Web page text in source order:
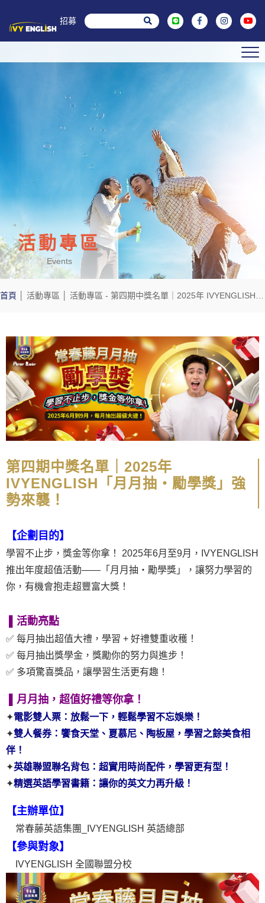
菁英招募
活動專區
Events
首頁 活動專區 活動專區 - 第四期中獎名單｜2025年 IVYENGLISH「月月抽・勵學獎」強勢來襲！
第四期中獎名單｜2025年
IVYENGLISH「月月抽・勵學獎」強
勢來襲！
【企劃目的】
學習不止步，獎金等你拿！ 2025年6月至9月，IVYENGLISH
推出年度超值活動——「月月抽・勵學獎」，讓努力學習的
你，有機會抱走超豐富大獎！
活動亮點
✅ 每月抽出超值大禮，學習 + 好禮雙重收穫！
✅ 每月抽出獎學金，獎勵你的努力與進步！
✅ 多項驚喜獎品，讓學習生活更有趣！
▌月月抽，超值好禮等你拿！
✦電影雙人票：放鬆一下，輕鬆學習不忘娛樂！
✦雙人餐券：饗食天堂、夏慕尼、陶板屋，學習之餘美食相
伴！
✦英雄聯盟聯名背包：超實用時尚配件，學習更有型！
✦精選英語學習書籍：讓你的英文力再升級！
【主辦單位】
常春藤英語集團_ IVYENGLISH 英語總部
【參與對象】
IVYENGLISH 全國聯盟分校